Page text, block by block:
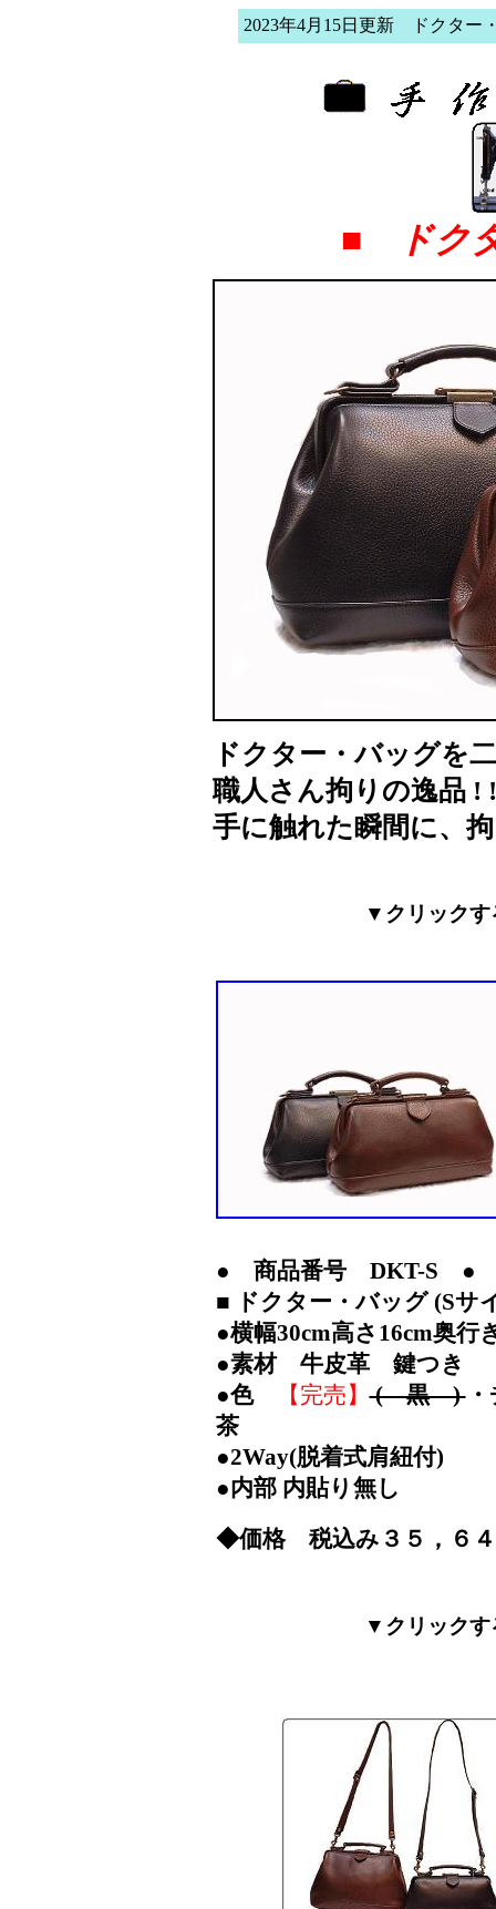
2023年4月15日更新 ドクター
■ ドク
ドクター・バッグを
職人さん拘りの逸品 ! !
手に触れた瞬間に、
▼クリック
● 商品番号 DKT-S ●
■ ドクター・バッグ (Sサ
●横幅30cm高さ16cm奥行
●素材 牛皮革 鍵つき
●色
【完売】( 黒 )・
茶
●2Way(脱着式肩紐付)
●内部 内貼り無し
◆価格 税込み３５，６
▼クリック